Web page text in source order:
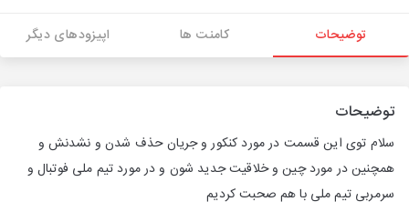
توضیحات کامنت ها اپیزودهای دیگر
توضیحات
سلام توی این قسمت در مورد کنکور و جریان حذف شدن و نشدنش و
همچنین در مورد چین و خلاقیت جدید شون و در مورد تیم ملی فوتبال و
سرمربی تیم ملی با هم صحبت کردیم